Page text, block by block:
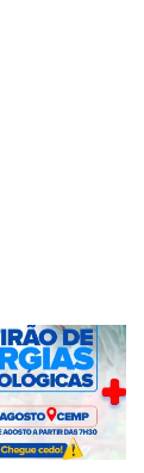
o Cavalo
partida
placar
para
foram
fins de
ou